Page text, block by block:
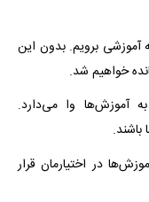
آموزشی برویم. بدون این
خواهیم شد.
آموزش‌ها وا می‌دارد.
باشند.
در اختیارمان قرار